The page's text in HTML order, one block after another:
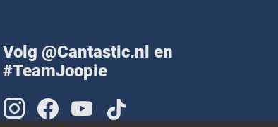
Volg @Cantastic.nl en
#TeamJoopie